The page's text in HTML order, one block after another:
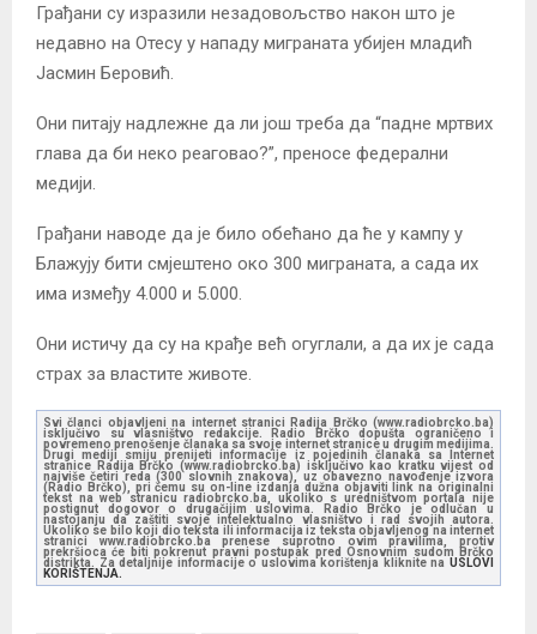
Грађани су изразили незадовољство након што је
недавно на Отесу у нападу миграната убијен младић
Јасмин Беровић.
Они питају надлежне да ли још треба да “падне мртвих
глава да би неко реаговао?”, преносе федерални
медији.
Грађани наводе да је било обећано да ће у кампу у
Блажују бити смјештено око 300 миграната, а сада их
има између 4.000 и 5.000.
Они истичу да су на крађе већ огуглали, а да их је сада
страх за властите животе.
Svi članci objavljeni na internet stranici Radija Brčko (www.radiobrcko.ba)
isključivo su vlasništvo redakcije. Radio Brčko dopušta ograničeno i
povremeno prenošenje članaka sa svoje internet stranice u drugim medijima.
Drugi mediji smiju prenijeti informacije iz pojedinih članaka sa Internet
stranice Radija Brčko (www.radiobrcko.ba) isključivo kao kratku vijest od
najviše četiri reda (300 slovnih znakova), uz obavezno navođenje izvora
(Radio Brčko), pri čemu su on-line izdanja dužna objaviti link na originalni
tekst na web stranicu radiobrcko.ba, ukoliko s uredništvom portala nije
postignut dogovor o drugačijim uslovima. Radio Brčko je odlučan u
nastojanju da zaštiti svoje intelektualno vlasništvo i rad svojih autora.
Ukoliko se bilo koji dio teksta ili informacija iz teksta objavljenog na internet
stranici www.radiobrcko.ba prenese suprotno ovim pravilima, protiv
prekršioca će biti pokrenut pravni postupak pred Osnovnim sudom Brčko
distrikta. Za detaljnije informacije o uslovima korištenja kliknite na USLOVI
KORIŠTENJA.